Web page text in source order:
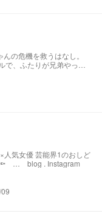
の危機を救うはなし。
トライト🔦 … blog . Instagram